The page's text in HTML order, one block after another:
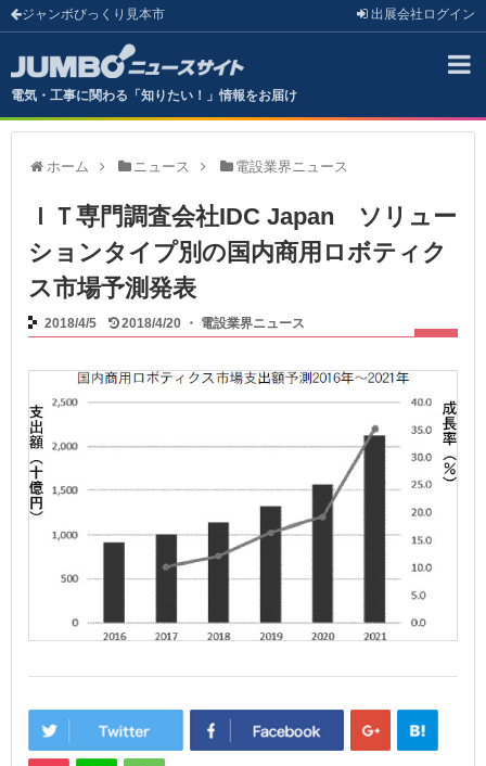
ジャンボびっくり見本市 出展会社 ログイン
電気・工事に関わる「知りたい！」情報をお届け
ホーム ニュース 電設業界ニュース
ＩＴ専門調査会社IDC Japan ソリュー
ションタイプ別の国内商用ロボティク
ス市場予測発表
2018/4/5 2018/4/20 ・ 電設業界ニュース